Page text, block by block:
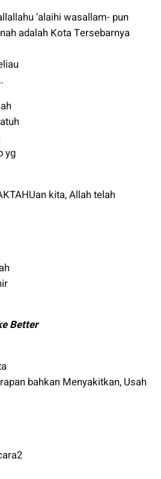
‘alaihi wasallam- pun
adalah Kota Tersebarnya
yg
kita, Allah telah
Better
bahkan Menyakitkan, Usah